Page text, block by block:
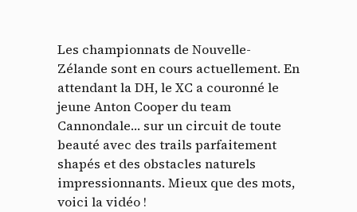
Les championnats de Nouvelle-
Zélande sont en cours actuellement. En
attendant la DH, le XC a couronné le
jeune Anton Cooper du team
Cannondale… sur un circuit de toute
beauté avec des trails parfaitement
shapés et des obstacles naturels
impressionnants. Mieux que des mots,
voici la vidéo !